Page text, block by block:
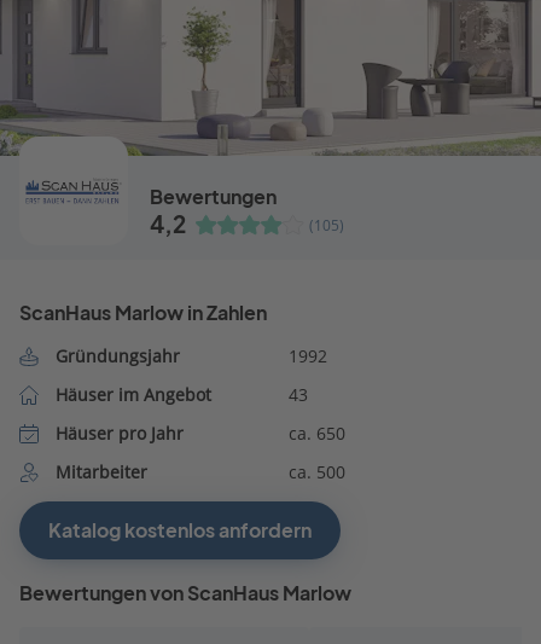
Bewertungen
4,2 (105)
ScanHaus Marlow in Zahlen
Gründungsjahr
1992
Häuser im Angebot
43
Häuser pro Jahr
ca. 650
Mitarbeiter
ca. 500
Katalog kostenlos anfordern
Bewertungen von ScanHaus Marlow